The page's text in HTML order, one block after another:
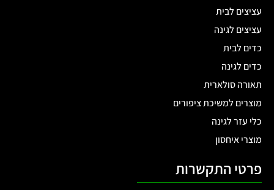
עציצים לבית
עציצים לגינה
כדים לבית
כדים לגינה
תאורה סולארית
מוצרים למשיכת ציפורים
כלי עזר לגינה
מוצרי איחסון
פרטי התקשרות